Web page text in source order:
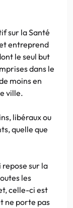
sur la Santé
entreprend
le seul but
dans le
moins en
ville.
libéraux ou
quelle que
repose sur la
les
celle-ci est
ne porte pas